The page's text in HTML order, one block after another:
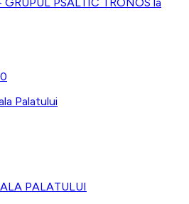
Palatului
PALATULUI